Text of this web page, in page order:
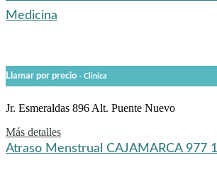
Medicina
Llamar por precio - Clinica
Jr. Esmeraldas 896 Alt. Puente Nuevo
Más detalles
Atraso Menstrual CAJAMARCA 977